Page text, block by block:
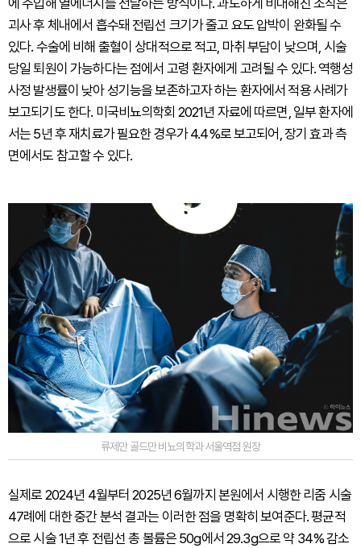
에 주입해 열에너지를 전달하는 방식이다. 과도하게 비대해진 조직은
괴사 후 체내에서 흡수돼 전립선 크기가 줄고 요도 압박이 완화될 수
있다. 수술에 비해 출혈이 상대적으로 적고, 마취 부담이 낮으며, 시술
당일 퇴원이 가능하다는 점에서 고령 환자에게 고려될 수 있다. 역행성
사정 발생률이 낮아 성기능을 보존하고자 하는 환자에서 적용 사례가
보고되기도 한다. 미국비뇨의학회 2021년 자료에 따르면, 일부 환자에
서는 5년 후 재치료가 필요한 경우가 4.4%로 보고되어, 장기 효과 측
면에서도 참고할 수 있다.
류제만 골드만 비뇨의학과 서울역점 원장
실제로 2024년 4월부터 2025년 6월까지 본원에서 시행한 리줌 시술
47례에 대한 중간 분석 결과는 이러한 점을 명확히 보여준다. 평균적
으로 시술 1년 후 전립선 총 볼륨은 50g에서 29.3g으로 약 34% 감소